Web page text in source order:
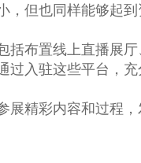
但也同样能够起到
括布置线上直播展
过入驻这些平台，
展精彩内容和过程